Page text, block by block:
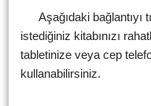
Aşağıdaki bağlantıyı
istediğiniz kitabınızı
tabletinize veya cep
kullanabilirsiniz.